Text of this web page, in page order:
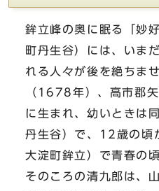
鉾立峰の奥に眠る「妙
町丹生谷）には、いま
れる人々が後を絶ちま
（1678年）、高市郡
に生まれ、幼いときは
丹生谷）で、12歳の頃
大淀町鉾立）で青春の
そのころの清九郎は、